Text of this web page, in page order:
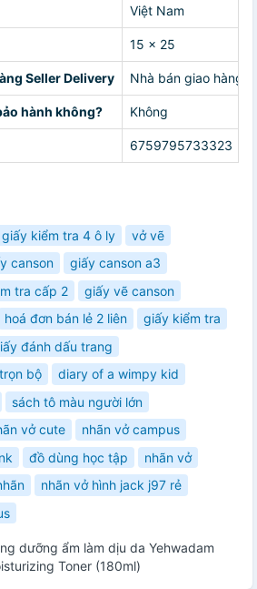
Việt Nam
15 x 25
Seller Delivery Nhà bán giao hàng
hành không? Không
6759795733323
giấy kiểm tra 4 ô ly
vở vẽ
canson
giấy canson a3
tra cấp 2
giấy vẽ canson
hoá đơn bán lẻ 2 liên
giấy kiểm tra
đánh dấu trang
bộ
diary of a wimpy kid
sách tô màu người lớn
vở cute
nhãn vở campus
đồ dùng học tập
nhãn vở
nhãn vở hình jack j97 rẻ
dưỡng ẩm làm dịu da Yehwadam
Toner (180ml)